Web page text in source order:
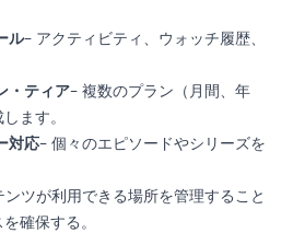
ル- アクティビティ、ウォッチ履歴、
・ティア- 複数のプラン（月間、年
ます。
対応- 個々のエピソードやシリーズを
ツが利用できる場所を管理すること
確保する。